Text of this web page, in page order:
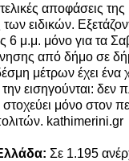
αποφάσεις
των ειδικών.
6 μ.μ. μόνο για τα
από δήμο σε
μέτρων έχει ένα
εισηγούνται: δεν
μόνο στον
kathimerini.gr
Σε 1.195